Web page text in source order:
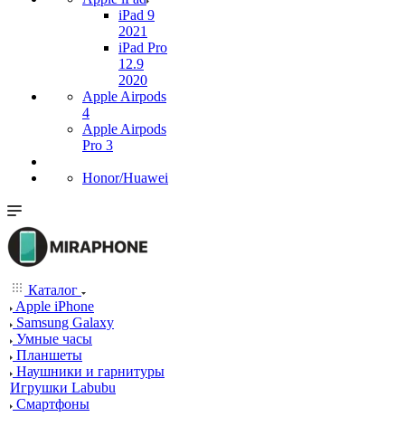
iPad 9
2021
iPad Pro
12.9
2020
Apple Airpods
4
Apple Airpods
Pro 3
Honor/Huawei
Каталог
Apple iPhone
Samsung Galaxy
Умные часы
Планшеты
Наушники и гарнитуры
Игрушки Labubu
Смартфоны